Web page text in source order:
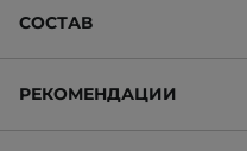
СОСТАВ
РЕКОМЕНДАЦИИ